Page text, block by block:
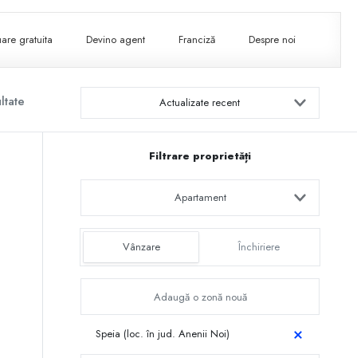
gratuita Devino agent Franciză Despre noi
Actualizate recent
Filtrare proprietăți
Apartament
Vânzare Închiriere
Speia (loc. în jud. Anenii Noi)